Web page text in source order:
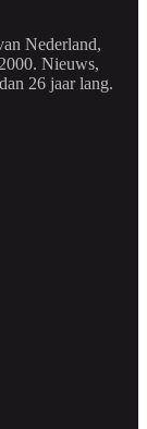
Nederland,
Nieuws,
26 jaar lang.